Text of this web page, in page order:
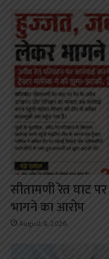
सीतामणी रेत घाट
भागने का आरोप
August 9, 2026